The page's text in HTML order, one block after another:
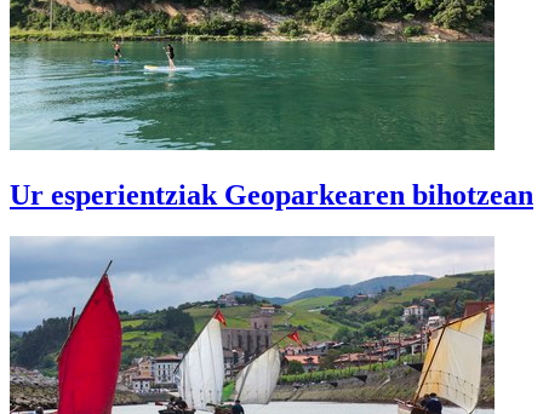
Ur esperientziak Geoparkearen bihotzean